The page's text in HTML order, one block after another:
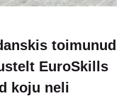
toimunud
EuroSkills
koju neli